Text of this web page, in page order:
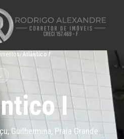
/Atlântico I
I
Guilhermina, Praia Grande